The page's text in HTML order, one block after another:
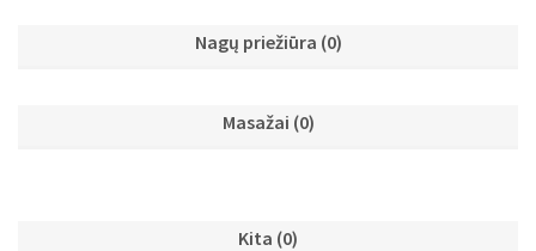
Nagų priežiūra (0)
Masažai (0)
Kita (0)